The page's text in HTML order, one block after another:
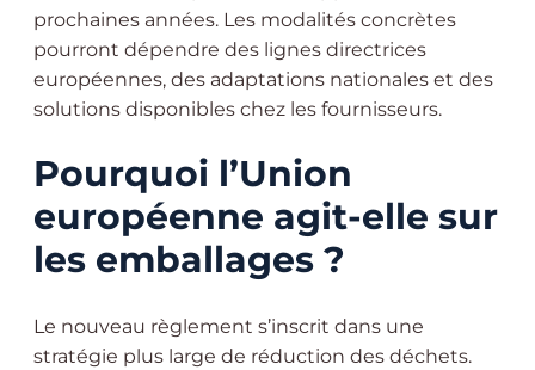
prochaines années. Les modalités concrètes
pourront dépendre des lignes directrices
européennes, des adaptations nationales et des
solutions disponibles chez les fournisseurs.
Pourquoi l’Union
européenne agit-elle sur
les emballages ?
Le nouveau règlement s’inscrit dans une
stratégie plus large de réduction des déchets.